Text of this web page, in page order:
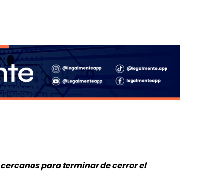
para terminar de cerrar el